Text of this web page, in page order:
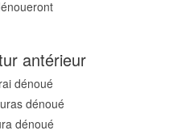
eront
antérieur
dénoué
dénoué
dénoué